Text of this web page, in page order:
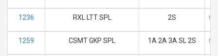
1236 RXL LTT SPL 2S M
1259 CSMT GKP SPL 1A 2A 3A SL 2S M